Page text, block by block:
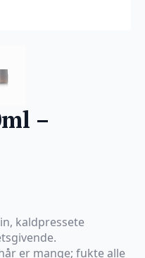
–
kaldpressete
er mange; fukte alle